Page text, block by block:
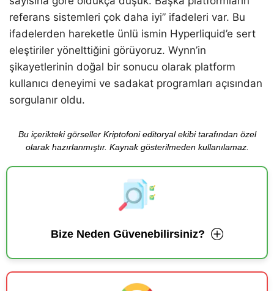
referans sistemleri çok daha iyi” ifadeleri var. Bu
ifadelerden hareketle ünlü ismin Hyperliquid’e sert
eleştiriler yönelttiğini görüyoruz. Wynn’in
şikayetlerinin doğal bir sonucu olarak platform
kullanıcı deneyimi ve sadakat programları açısından
sorgulanır oldu.
Bu içerikteki görseller Kriptofoni editoryal ekibi tarafından özel
olarak hazırlanmıştır. Kaynak gösterilmeden kullanılamaz.
Bize Neden Güvenebilirsiniz?